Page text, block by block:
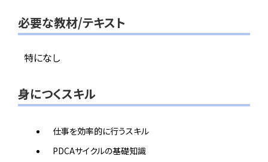
必要な教材/テキスト
特になし
身につくスキル
仕事を効率的に行うスキル
PDCAサイクルの基礎知識